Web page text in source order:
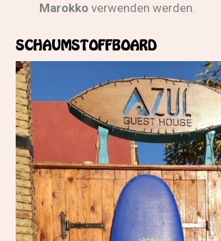
Marokkoverwenden werden.
SCHAUMSTOFFBOARD